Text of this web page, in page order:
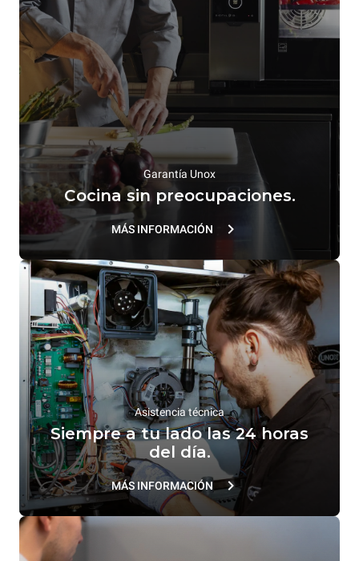
Garantía Unox
Cocina sin preocupaciones.
MÁS INFORMACIÓN
Asistencia técnica
Siempre a tu lado las 24 horas
del día.
MÁS INFORMACIÓN